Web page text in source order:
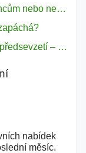
Žije se lépe zaměstnancům nebo nezavislým pracovníkům
Jak dodržet novoroční předsevzetí – naše tipy pro dobrý začátek roku 2018
nabídek
měsíc.